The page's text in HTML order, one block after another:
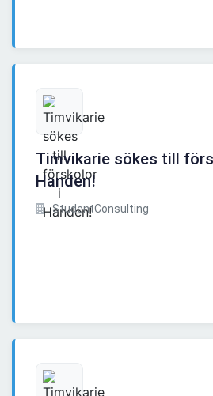
Timvikarie sökes till
Handen!
StudentConsulting